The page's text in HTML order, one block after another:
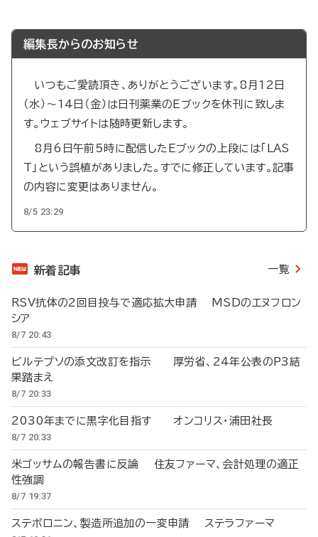
編集長からのお知らせ
いつもご愛読頂き、ありがとうございます。8月12日
（水）～14日（金）は日刊薬業のEブックを休刊に致しま
す。ウェブサイトは随時更新します。
8月6日午前5時に配信したEブックの上段には「LAS
T」という誤植がありました。すでに修正しています。記事
の内容に変更はありません。
8/5 23:29
新着記事 一覧
RSV抗体の2回目投与で適応拡大申請 MSDのエヌフロン
シア
8/7 20:43
ビルテプソの添文改訂を指示 厚労省、24年公表のP3結
果踏まえ
8/7 20:33
2030年までに黒字化目指す オンコリス・浦田社長
8/7 20:33
米ゴッサムの報告書に反論 住友ファーマ、会計処理の適正
性強調
8/7 19:37
ステボロニン、製造所追加の一変申請 ステラファーマ